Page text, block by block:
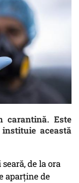
Este
această
de la ora
aparține de